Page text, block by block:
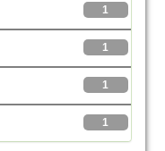
1
1
1
1